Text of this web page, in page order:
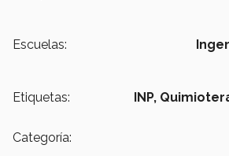
Escuelas:
Etiquetas: INP,
Categoría: